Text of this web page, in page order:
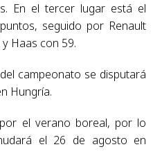
En el tercer lugar está el
seguido por Renault
Haas con 59.
campeonato se disputará
Hungría.
el verano boreal, por lo
el 26 de agosto en